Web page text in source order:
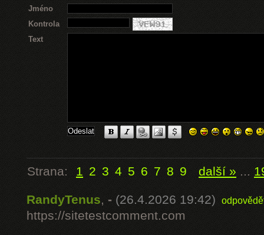
Jméno
Kontrola
Text
Strana: 1 2 3 4 5 6 7 8 9 další » ...
RandyTenus, - (26.4.2026 19:42)
https://sitetestcomment.com